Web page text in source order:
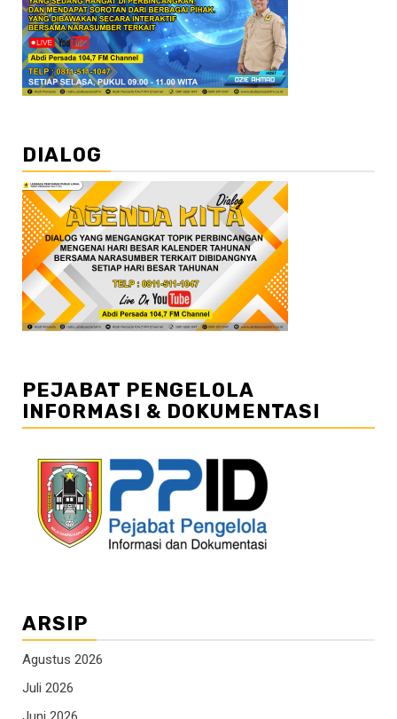
DIALOG
PEJABAT PENGELOLA
INFORMASI & DOKUMENTASI
ARSIP
Agustus 2026
Juli 2026